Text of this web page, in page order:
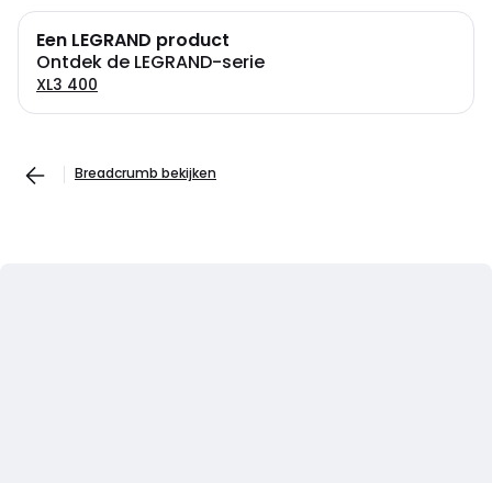
Een LEGRAND product
Ontdek de LEGRAND-serie
XL3 400
Breadcrumb bekijken